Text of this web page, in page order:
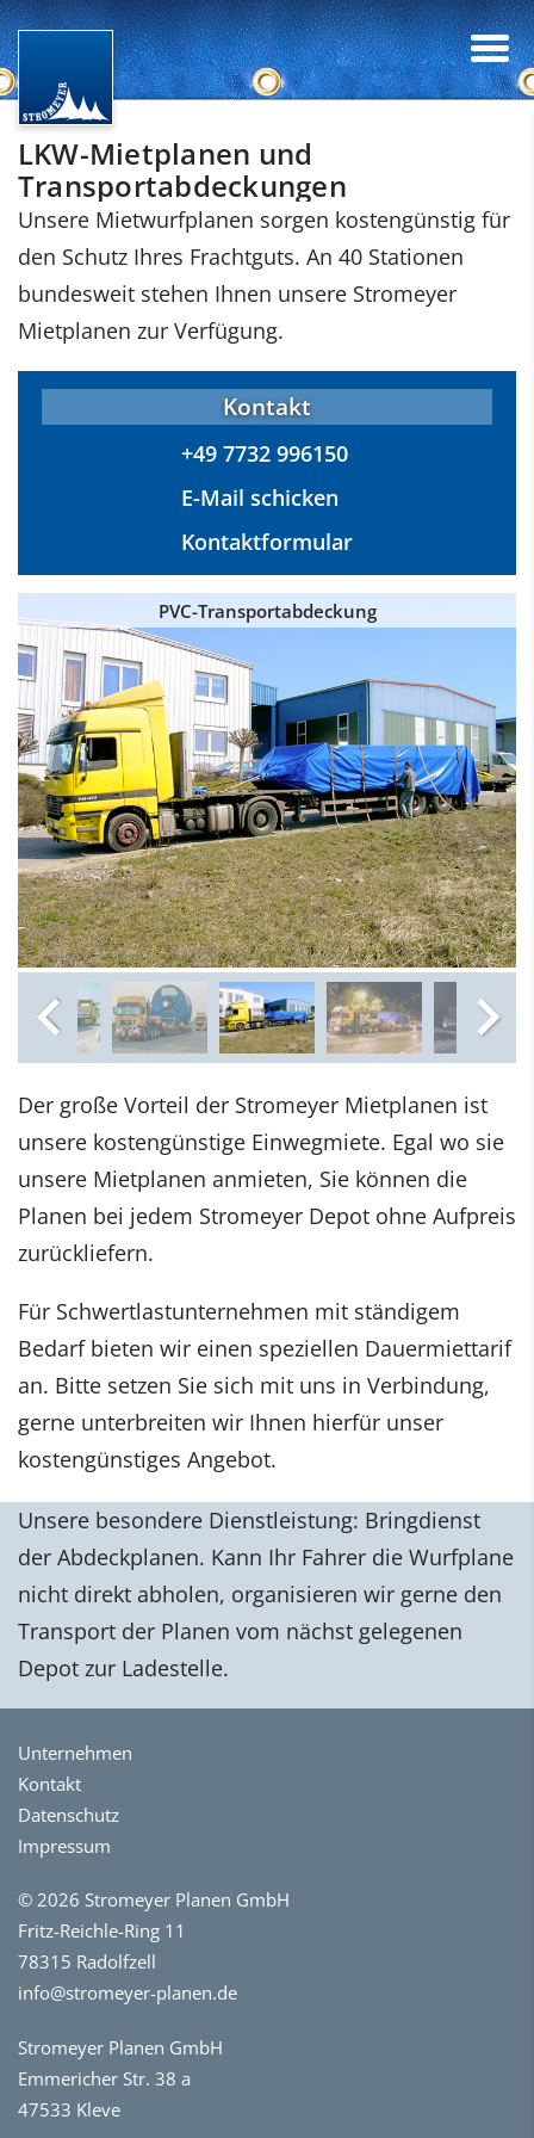
LKW-Mietplanen und
Transportabdeckungen
Unsere Mietwurfplanen sorgen kostengünstig für
den Schutz Ihres Frachtguts. An 40 Stationen
bundesweit stehen Ihnen unsere Stromeyer
Mietplanen zur Verfügung.
Kontakt
+49 7732 996150
E-Mail schicken
Kontaktformular
PVC-Transportabdeckung
Der große Vorteil der Stromeyer Mietplanen ist
unsere kostengünstige Einwegmiete. Egal wo sie
unsere Mietplanen anmieten, Sie können die
Planen bei jedem Stromeyer Depot ohne Aufpreis
zurückliefern.
Für Schwertlastunternehmen mit ständigem
Bedarf bieten wir einen speziellen Dauermiettarif
an. Bitte setzen Sie sich mit uns in Verbindung,
gerne unterbreiten wir Ihnen hierfür unser
kostengünstiges Angebot.
Unsere besondere Dienstleistung: Bringdienst
der Abdeckplanen. Kann Ihr Fahrer die Wurfplane
nicht direkt abholen, organisieren wir gerne den
Transport der Planen vom nächst gelegenen
Depot zur Ladestelle.
© 2026 Stromeyer Planen GmbH
Fritz-Reichle-Ring 11
78315 Radolfzell
info@stromeyer-planen.de
Stromeyer Planen GmbH
Emmericher Str. 38 a
47533 Kleve
Unternehmen
Kontakt
Datenschutz
Impressum